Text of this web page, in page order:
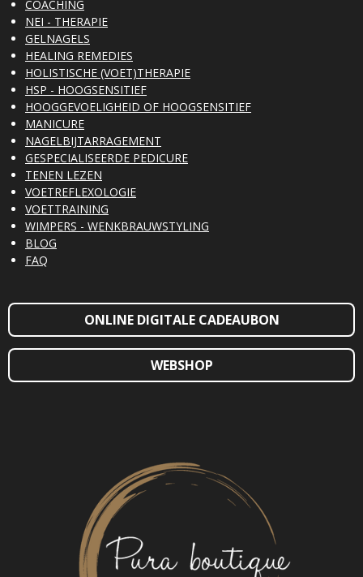
COACHING
NEI - THERAPIE
GELNAGELS
HEALING REMEDIES
HOLISTISCHE (VOET)THERAPIE
HSP - HOOGSENSITIEF
HOOGGEVOELIGHEID OF HOOGSENSITIEF
MANICURE
NAGELBIJTARRAGEMENT
GESPECIALISEERDE PEDICURE
TENEN LEZEN
VOETREFLEXOLOGIE
VOETTRAINING
WIMPERS - WENKBRAUWSTYLING
BLOG
FAQ
ONLINE DIGITALE CADEAUBON
WEBSHOP